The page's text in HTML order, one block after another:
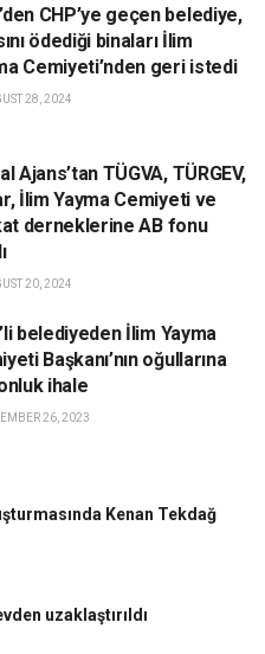
CHP’ye geçen belediye,
ödediği binaları İlim
Cemiyeti’nden geri istedi
28, 2024
Ajans’tan TÜGVA, TÜRGEV,
İlim Yayma Cemiyeti ve
derneklerine AB fonu
20, 2024
belediyeden İlim Yayma
Başkanı’nın oğullarına
ihale
26, 2023
Kenan Tekdağ
uzaklaştırıldı